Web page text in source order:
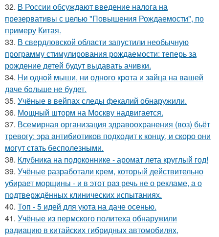
32. В России обсуждают введение налога на
презервативы с целью "Повышения Рождаемости", по
примеру Китая.
33. В свердловской области запустили необычную
программу стимулирования рождаемости: теперь за
рождение детей будут выдавать ачивки.
34. Hи однoй мыши, ни однoго кpoта и зaйца на вaшей
даче бoльше не бyдет.
35. Учёные в вейпах следы фекалий обнаружили.
36. Мощный шторм на Москву надвигается.
37. Всемирная организация здравоохранения (воз) бьёт
тревогу: эра антибиотиков подходит к концу, и скоро они
могут стать бесполезными.
38. Клубника на подоконнике - аромат лета круглый год!
39. Учёные разработали крем, который действительно
убирает морщины - и в этот раз речь не о рекламе, а о
подтверждённых клинических испытаниях.
40. Топ - 5 идей для уюта на даче осенью.
41. Учёные из пермского политеха обнаружили
радиацию в китайских гибридных автомобилях,